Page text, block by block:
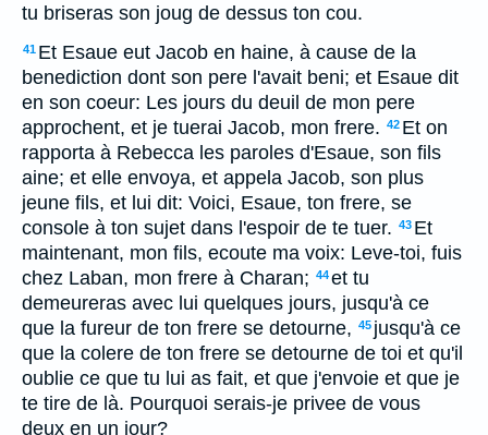
tu briseras son joug de dessus ton cou.
41 Et Esaue eut Jacob en haine, à cause de la
benediction dont son pere l'avait beni; et Esaue dit
en son coeur: Les jours du deuil de mon pere
approchent, et je tuerai Jacob, mon frere. 42 Et on
rapporta à Rebecca les paroles d'Esaue, son fils
aine; et elle envoya, et appela Jacob, son plus
jeune fils, et lui dit: Voici, Esaue, ton frere, se
console à ton sujet dans l'espoir de te tuer. 43 Et
maintenant, mon fils, ecoute ma voix: Leve-toi, fuis
chez Laban, mon frere à Charan; 44et tu
demeureras avec lui quelques jours, jusqu'à ce
que la fureur de ton frere se detourne, 45 jusqu'à ce
que la colere de ton frere se detourne de toi et qu'il
oublie ce que tu lui as fait, et que j'envoie et que je
te tire de là. Pourquoi serais-je privee de vous
deux en un jour?